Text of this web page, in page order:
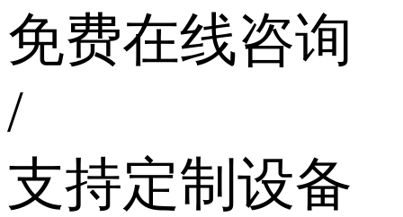
免费在线咨询
/
支持定制设备